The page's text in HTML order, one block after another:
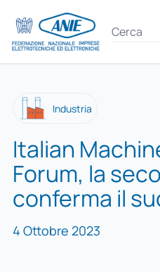
Industria
Italian
Forum, la
conferma il
4 Ottobre 2023